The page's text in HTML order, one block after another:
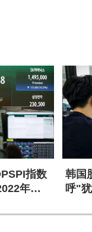
指数
年以
韩国
呼"